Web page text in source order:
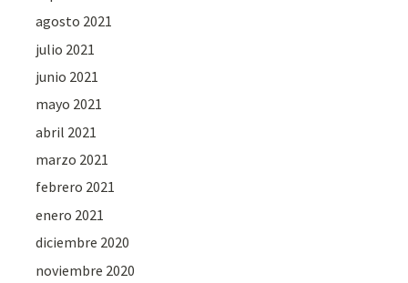
agosto 2021
julio 2021
junio 2021
mayo 2021
abril 2021
marzo 2021
febrero 2021
enero 2021
diciembre 2020
noviembre 2020